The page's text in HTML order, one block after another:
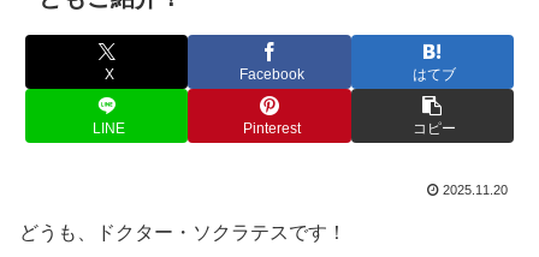
X Facebook はてブ
LINE Pinterest コピー
2025.11.20
どうも、ドクター・ソクラテスです！